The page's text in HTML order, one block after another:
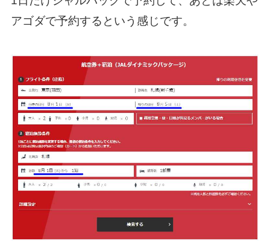
アゴダで予約するという感じです。